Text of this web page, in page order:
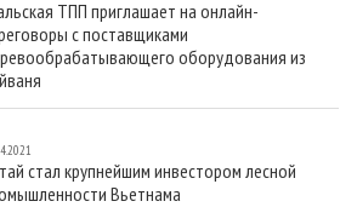
ДРЕВЕСНЫХ ПЛИТ
REVIEW
ТПП приглашает на онлайн-
с поставщиками
оборудования из
стал крупнейшим инвестором лесной
Вьетнама